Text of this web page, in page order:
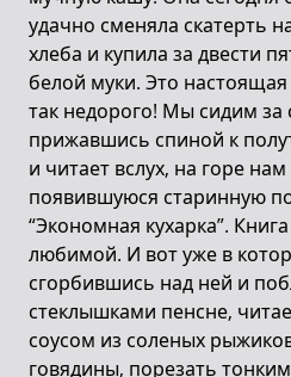
удачно сменяла скатерть
хлеба и купила за двести
белой муки. Это
так недорого! Мы сидим за
прижавшись спиной к
и читает вслух, на горе
появившуюся старинную
“Экономная кухарка”.
любимой. И вот уже в
сгорбившись над ней и
стеклышками пенсне,
соусом из соленых
говядины, порезать